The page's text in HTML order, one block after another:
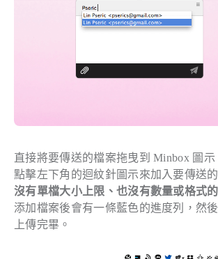
直接將要傳送的檔案拖曳到 Minbox 圖示
點擊左下角的迴紋針圖示來加入要傳送的
沒有單檔大小上限、也沒有數量或格式
添加檔案後會有一條藍色的進度列，然
上傳完畢。